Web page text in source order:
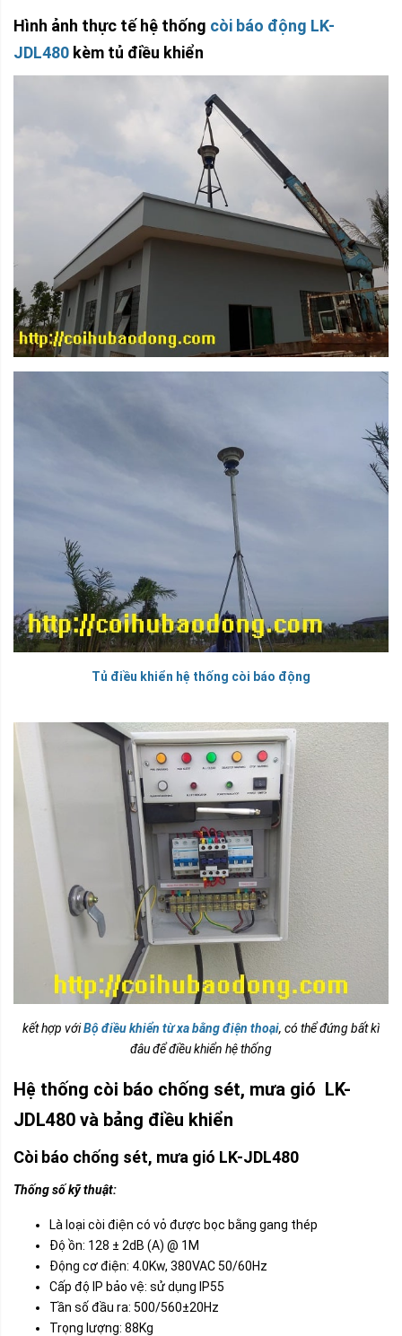
Hình ảnh thực tế hệ thống còi báo động LK-
JDL480 kèm tủ điều khiển
Tủ điều khiển hệ thống còi báo động
kết hợp vớiBộ điều khiển từ xa bằng điện thoại, có thể đứng bất kì
đâu để điều khiển hệ thống
Hệ thống còi báo chống sét, mưa gió LK-
JDL480 và bảng điều khiển
Còi báo chống sét, mưa gió LK-JDL480
Thống số kỹ thuật:
Là loại còi điện có vỏ được bọc bằng gang thép
Độ ồn: 128 ± 2dB (A) @ 1M
Động cơ điện: 4.0Kw, 380VAC 50/60Hz
Cấp độ IP bảo vệ: sử dụng IP55
Tần số đầu ra: 500/560±20Hz
Trọng lượng: 88Kg